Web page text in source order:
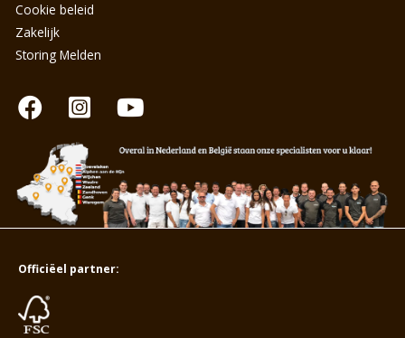
Cookie beleid
Zakelijk
Storing Melden
Officiëel partner: